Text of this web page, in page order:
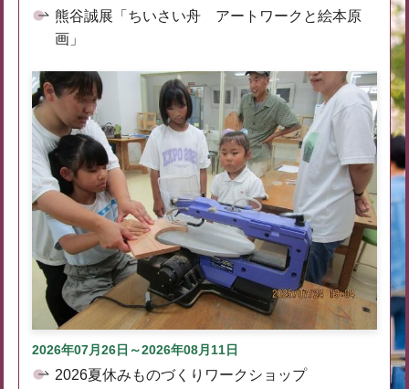
熊谷誠展「ちいさい舟 アートワークと絵本原
画」
2026年07月26日～2026年08月11日
2026夏休みものづくりワークショップ